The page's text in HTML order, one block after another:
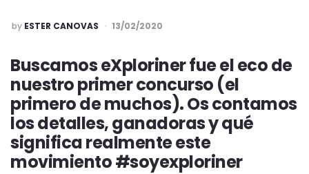
POSTED
by ESTER CANOVAS 13/02/2020
Buscamos eXploriner fue el eco de
nuestro primer concurso (el
primero de muchos). Os contamos
los detalles, ganadoras y qué
significa realmente este
movimiento #soyexploriner